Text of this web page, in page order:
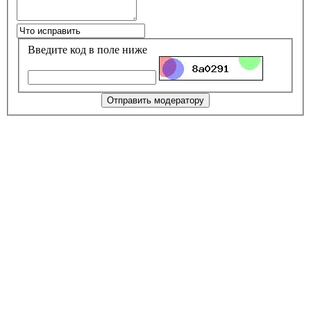
Введите код в поле ниже
Отправить модератору